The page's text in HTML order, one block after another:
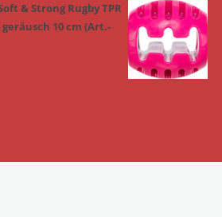
& Strong Rugby TPR
10 cm (Art.-